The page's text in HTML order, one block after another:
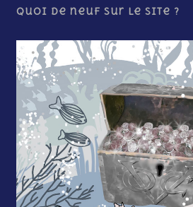
Quoi de neuf sur le site ?